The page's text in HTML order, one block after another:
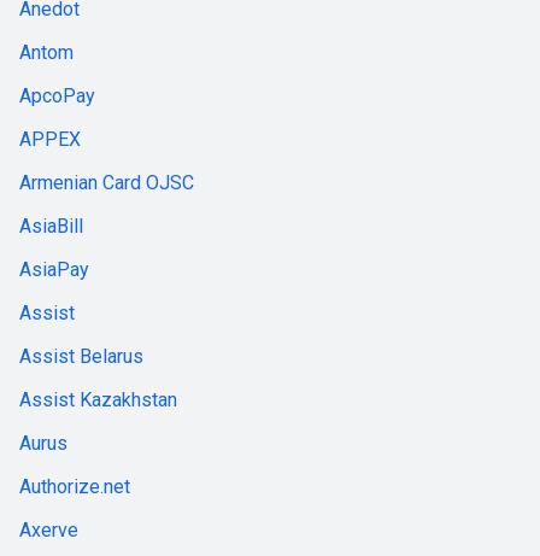
Anedot
Antom
ApcoPay
APPEX
Armenian Card OJSC
AsiaBill
AsiaPay
Assist
Assist Belarus
Assist Kazakhstan
Aurus
Authorize.net
Axerve